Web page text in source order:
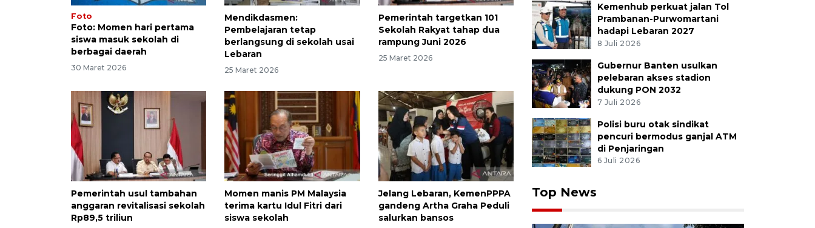
Foto
Foto: Momen hari pertama
siswa masuk sekolah di
berbagai daerah
30 Maret 2026
Mendikdasmen:
Pembelajaran tetap
berlangsung di sekolah usai
Lebaran
25 Maret 2026
Pemerintah targetkan 101
Sekolah Rakyat tahap dua
rampung Juni 2026
25 Maret 2026
Pemerintah usul tambahan
anggaran revitalisasi sekolah
Rp89,5 triliun
Momen manis PM Malaysia
terima kartu Idul Fitri dari
siswa sekolah
Jelang Lebaran, KemenPPPA
gandeng Artha Graha Peduli
salurkan bansos
Kemenhub perkuat jalan Tol
Prambanan-Purwomartani
hadapi Lebaran 2027
8 Juli 2026
Gubernur Banten usulkan
pelebaran akses stadion
dukung PON 2032
7 Juli 2026
Polisi buru otak sindikat
pencuri bermodus ganjal ATM
di Penjaringan
6 Juli 2026
Top News